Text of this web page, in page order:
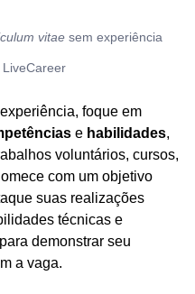
vitae sem experiência
foque em
e habilidades,
voluntários, cursos,
com um objetivo
suas realizações
técnicas e
demonstrar seu
a vaga.